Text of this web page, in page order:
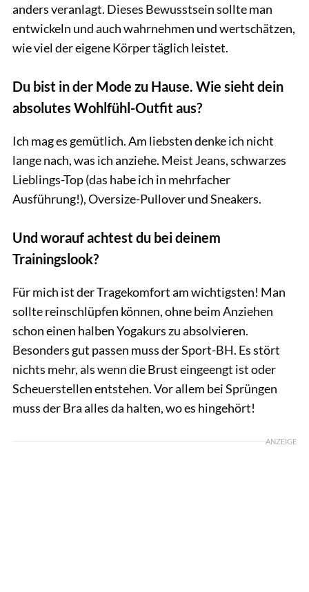
anders veranlagt. Dieses Bewusstsein sollte man
entwickeln und auch wahrnehmen und wertschätzen,
wie viel der eigene Körper täglich leistet.
Du bist in der Mode zu Hause. Wie sieht dein
absolutes Wohlfühl-Outfit aus?
Ich mag es gemütlich. Am liebsten denke ich nicht
lange nach, was ich anziehe. Meist Jeans, schwarzes
Lieblings-Top (das habe ich in mehrfacher
Ausführung!), Oversize-Pullover und Sneakers.
Und worauf achtest du bei deinem
Trainingslook?
Für mich ist der Tragekomfort am wichtigsten! Man
sollte reinschlüpfen können, ohne beim Anziehen
schon einen halben Yogakurs zu absolvieren.
Besonders gut passen muss der Sport-BH. Es stört
nichts mehr, als wenn die Brust eingeengt ist oder
Scheuerstellen entstehen. Vor allem bei Sprüngen
muss der Bra alles da halten, wo es hingehört!
ANZEIGE